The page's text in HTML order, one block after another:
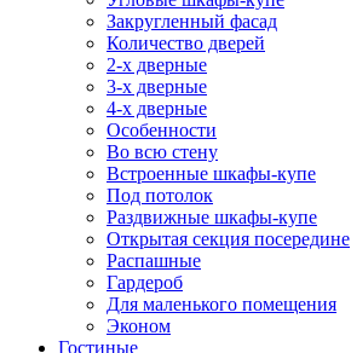
Закругленный фасад
Количество дверей
2-х дверные
3-х дверные
4-х дверные
Особенности
Во всю стену
Встроенные шкафы-купе
Под потолок
Раздвижные шкафы-купе
Открытая секция посередине
Распашные
Гардероб
Для маленького помещения
Эконом
Гостиные